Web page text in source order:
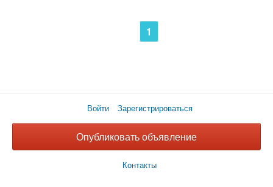
1
Войти Зарегистрироваться
Опубликовать объявление
Контакты